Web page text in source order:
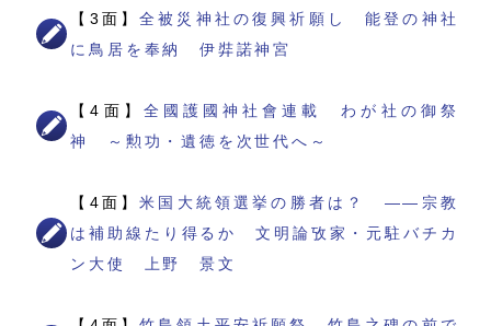
【3面】全被災神社の復興祈願し 能登の神社
に鳥居を奉納 伊弉諾神宮
【4面】 全國護國神社會連載 わが社の御祭
神 ～勲功・遺徳を次世代へ～
【4面】米国大統領選挙の勝者は？ ――宗教
は補助線たり得るか 文明論攷家・元駐バチカ
ン大使 上野 景文